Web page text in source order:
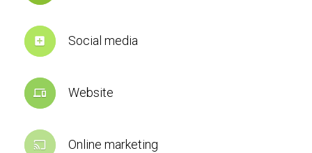
add_box Social media
devices Website
cast Online marketing